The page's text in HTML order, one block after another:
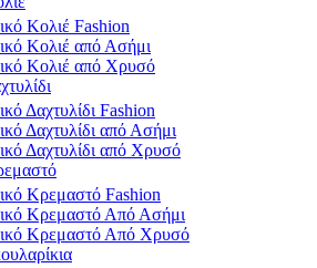
Κολιέ Fashion
Κολιέ από Ασήμι
Κολιέ από Χρυσό
Δαχτυλίδι Fashion
Δαχτυλίδι από Ασήμι
Δαχτυλίδι από Χρυσό
Κρεμαστό Fashion
Κρεμαστό Από Ασήμι
Κρεμαστό Από Χρυσό